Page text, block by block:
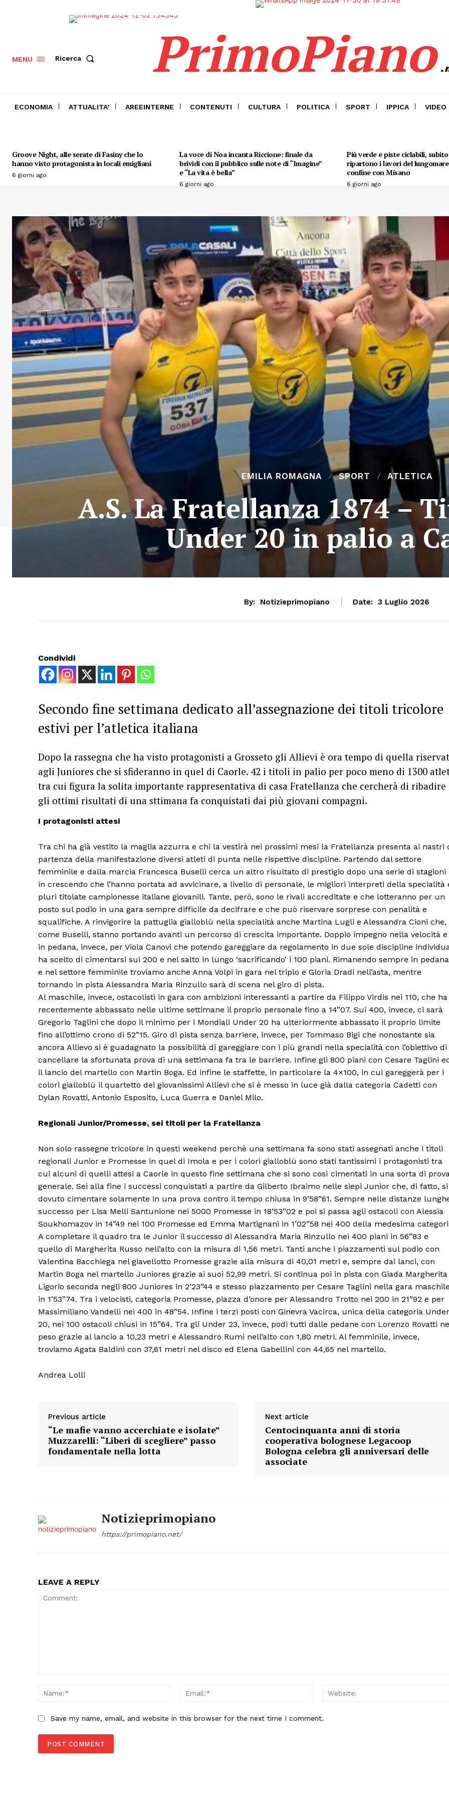
Condividi
Menu
ECONOMIA
Esclusive
SPORT
MENU Ricerca PrimoPiano
ECONOMIA ATTUALITA’ AREEINTERNE CONTENUTI CULTURA POLITICA SPORT IPPICA VIDEO
Groove Night, alle serate di Fasiny che lo
hanno visto protagonista in locali emigliani
6 giorni ago
La voce di Noa incanta Riccione: finale da
brividi con il pubblico sulle note di “Imagine”
e “La vita è bella”
6 giorni ago
Più verde e piste ciclabili,
ripartono i lavori del
confine con Misano
6 giorni ago
EMILIA ROMAGNA SPORT ATLETICA
A.S. La Fratellanza 1874 –
Under 20 in palio a
By: Notizieprimopiano Date: 3 Luglio 2026
Condividi
Secondo fine settimana dedicato all’assegnazione dei titoli tricolore
estivi per l’atletica italiana
Dopo la rassegna che ha visto protagonisti a Grosseto gli Allievi è ora tempo di quella
agli Juniores che si sfideranno in quel di Caorle. 42 i titoli in palio per poco meno di 1300
tra cui figura la solita importante rappresentativa di casa Fratellanza che cercherà di ribadire
gli ottimi risultati di una sttimana fa conquistati dai più giovani compagni.
I protagonisti attesi
Tra chi ha già vestito la maglia azzurra e chi la vestirà nei prossimi mesi la Fratellanza presenta ai nastri
partenza della manifestazione diversi atleti di punta nelle rispettive discipline. Partendo dal settore
femminile e dalla marcia Francesca Buselli cerca un altro risultato di prestigio dopo una serie di stagioni
in crescendo che l’hanno portata ad avvicinare, a livello di personale, le migliori interpreti della specialità
pluri titolate campionesse italiane giovanili. Tante, però, sono le rivali accreditate e che lotteranno per un
posto sul podio in una gara sempre difficile da decifrare e che può riservare sorprese con penalità e
squalifiche. A rinvigorire la pattuglia gialloblù nella specialità anche Martina Lugli e Alessandra Cioni che,
come Buselli, stanno portando avanti un percorso di crescita importante. Doppio impegno nella velocità e
in pedana, invece, per Viola Canovi che potendo gareggiare da regolamento in due sole discipline
ha scelto di cimentarsi sui 200 e nel salto in lungo ‘sacrificando’ i 100 piani. Rimanendo sempre in pedana
e nel settore femminile troviamo anche Anna Volpi in gara nel triplo e Gloria Dradi nell’asta, mentre
tornando in pista Alessandra Maria Rinzullo sarà di scena nel giro di pista.
Al maschile, invece, ostacolisti in gara con ambizioni interessanti a partire da Filippo Virdis nei 110, che ha
recentemente abbassato nelle ultime settimane il proprio personale fino a 14”07. Sui 400, invece, ci sarà
Gregorio Taglini che dopo il minimo per i Mondiali Under 20 ha ulteriormente abbassato il proprio limite
fino all’ottimo crono di 52”15. Giro di pista senza barriere, invece, per Tommaso Bigi che nonostante sia
ancora Allievo si è guadagnato la possibilità di gareggiare con i più grandi nella specialità con l’obiettivo di
cancellare la sfortunata prova di una settimana fa tra le barriere. Infine gli 800 piani con Cesare Taglini
il lancio del martello con Martin Boga. Ed infine le staffette, in particolare la 4×100, in cui gareggerà per i
colori gialloblù il quartetto dei giovanissimi Allievi che si è messo in luce già dalla categoria Cadetti con
Dylan Rovatti, Antonio Esposito, Luca Guerra e Daniel Milo.
Regionali Junior/Promesse, sei titoli per la Fratellanza
Non solo rassegne tricolore in questi weekend perchè una settimana fa sono stati assegnati anche i titoli
regionali Junior e Promesse in quel di Imola e per i colori gialloblù sono stati tantissimi i protagonisti tra
cui alcuni di quelli attesi a Caorle in questo fine settimana che si sono così cimentati in una sorta di
generale. Sei alla fine i successi conquistati a partire da Gilberto Ibraimo nelle siepi Junior che, di fatto, si
dovuto cimentare solamente in una prova contro il tempo chiusa in 9’58”61. Sempre nelle distanze
successo per Lisa Melli Santunione nei 5000 Promesse in 18’53”02 e poi si passa agli ostacoli con Alessia
Soukhomazov in 14”49 nei 100 Promesse ed Emma Martignani in 1’02”58 nei 400 della medesima
A completare il quadro tra le Junior il successo di Alessandra Maria Rinzullo nei 400 piani in 56”83 e
quello di Margherita Russo nell’alto con la misura di 1,56 metri. Tanti anche i piazzamenti sul podio con
Valentina Bacchiega nel giavellotto Promesse grazie alla misura di 40,01 metri e, sempre dai lanci, con
Martin Boga nel martello Juniores grazie ai suoi 52,99 metri. Si continua poi in pista con Giada Margherita
Ligorio seconda negli 800 Juniores in 2’23”44 e stesso piazzamento per Cesare Taglini nella gara maschile
in 1’53”74. Tra i velocisti, categoria Promesse, piazza d’onore per Alessandro Trotto nei 200 in 21”92 e per
Massimiliano Vandelli nei 400 in 48”54. Infine i terzi posti con Ginevra Vacirca, unica della categoria Under
20, nei 100 ostacoli chiusi in 15”64. Tra gli Under 23, invece, podi tutti dalle pedane con Lorenzo Rovatti
peso grazie al lancio a 10,23 metri e Alessandro Rumi nell’alto con 1,80 metri. Al femminile, invece,
troviamo Agata Baldini con 37,61 metri nel disco ed Elena Gabellini con 44,65 nel martello.
Andrea Lolli
Previous article
“Le mafie vanno accerchiate e isolate”
Muzzarelli: “Liberi di scegliere” passo
fondamentale nella lotta
Next article
Centocinquanta anni di storia
cooperativa bolognese Legacoop
Bologna celebra gli anniversari delle
associate
Notizieprimopiano
https://primopiano.net/
LEAVE A REPLY
Name:*
Email:*
Save my name, email, and website in this browser for the next time I comment.